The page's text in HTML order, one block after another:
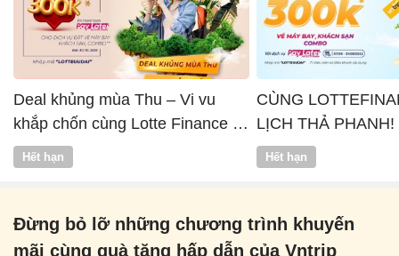
Deal khủng mùa Thu – Vi vu
khắp chốn cùng Lotte Finance x
Vntrip
Hết hạn
CÙNG
LỊCH THẢ PHANH!
Hết hạn
Đừng bỏ lỡ những chương trình khuyến
mãi cùng quà tặng hấp dẫn của Vntrip